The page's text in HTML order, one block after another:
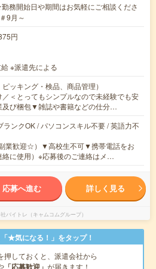
務開始日や期間はお気軽にご相談くださ
9月～
円
※派遣先による
ッキング・検品、商品管理）
＜とってもシンプルなので未経験でも安
び梱包▼雑誌や書籍などの仕分…
ランクOK / パソコンスキル不要 / 英語力不
業歓迎☆）▼高校生不可▼携帯電話をお
絡に使用）※応募後のご連絡はメ…
応募へ進む 詳しく見る
バイトレ（キャムコムグループ）
★気になる！」をタップ！
押しておくと、派遣会社から
「応募歓迎」 が届きます！